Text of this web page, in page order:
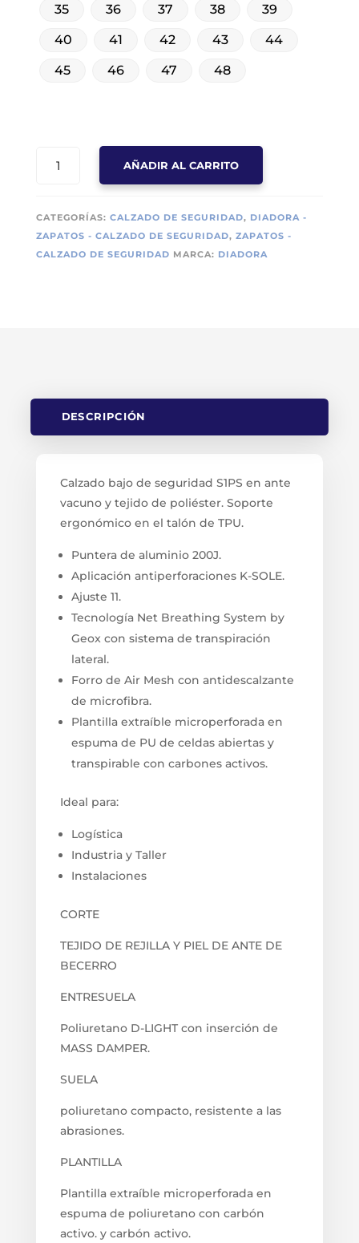
35 36 37 38
39
40
41 42 43
44
45
46 47 48
AÑADIR AL CARRITO
CATEGORÍAS: CALZADO DE SEGURIDAD, DIADORA -
ZAPATOS - CALZADO DE SEGURIDAD, ZAPATOS -
CALZADO DE SEGURIDAD MARCA: DIADORA
DESCRIPCIÓN
Calzado bajo de seguridad S1PS en ante
vacuno y tejido de poliéster. Soporte
ergonómico en el talón de TPU.
Puntera de aluminio 200J.
Aplicación antiperforaciones K-SOLE.
Ajuste 11.
Tecnología Net Breathing System by
Geox con sistema de transpiración
lateral.
Forro de Air Mesh con antidescalzante
de microfibra.
Plantilla extraíble microperforada en
espuma de PU de celdas abiertas y
transpirable con carbones activos.
Ideal para:
Logística
Industria y Taller
Instalaciones
CORTE
TEJIDO DE REJILLA Y PIEL DE ANTE DE
BECERRO
ENTRESUELA
Poliuretano D-LIGHT con inserción de
MASS DAMPER.
SUELA
poliuretano compacto, resistente a las
abrasiones.
PLANTILLA
Plantilla extraíble microperforada en
espuma de poliuretano con carbón
activo. y carbón activo.